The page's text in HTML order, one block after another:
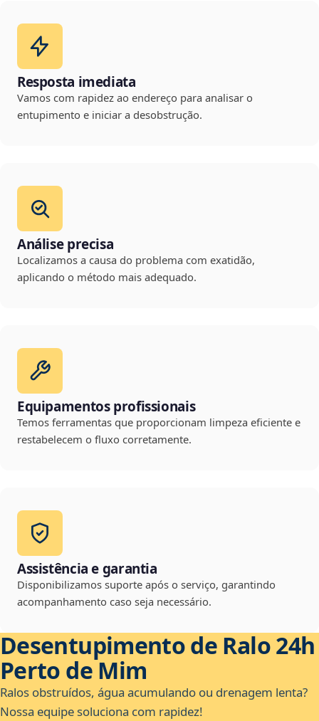
Resposta imediata
Vamos com rapidez ao endereço para analisar o
entupimento e iniciar a desobstrução.
Análise precisa
Localizamos a causa do problema com exatidão,
aplicando o método mais adequado.
Equipamentos profissionais
Temos ferramentas que proporcionam limpeza eficiente e
restabelecem o fluxo corretamente.
Assistência e garantia
Disponibilizamos suporte após o serviço, garantindo
acompanhamento caso seja necessário.
Desentupimento de Ralo 24h
Perto de Mim
Ralos obstruídos, água acumulando ou drenagem lenta?
Nossa equipe soluciona com rapidez!